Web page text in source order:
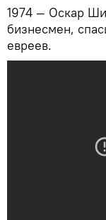
1974 — Оскар
бизнесмен,
евреев.